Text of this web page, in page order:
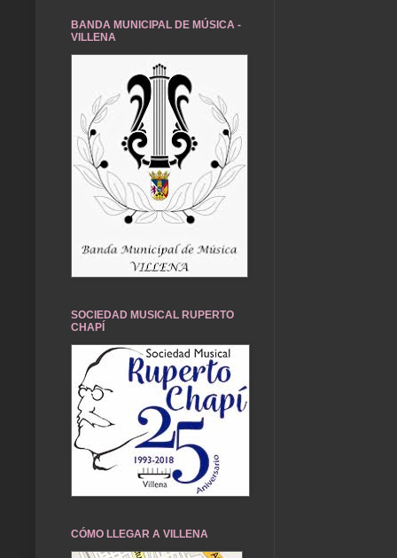
BANDA MUNICIPAL DE MÚSICA -
VILLENA
SOCIEDAD MUSICAL RUPERTO
CHAPÍ
CÓMO LLEGAR A VILLENA